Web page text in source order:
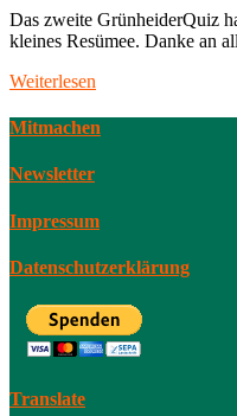
Das zweite GrünheiderQuiz
kleines Resümee. Danke an
Weiterlesen
Mitmachen
Newsletter
Impressum
Datenschutzerklärung
Translate